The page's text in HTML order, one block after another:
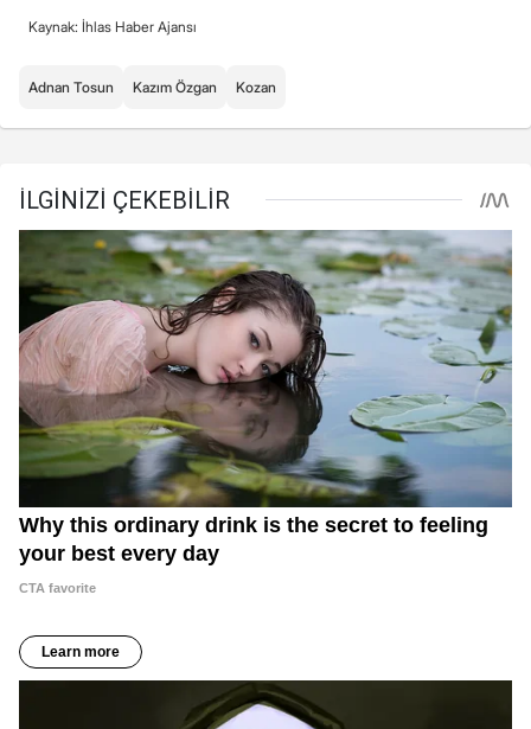
Kaynak: İhlas Haber Ajansı
Adnan Tosun Kazım Özgan Kozan